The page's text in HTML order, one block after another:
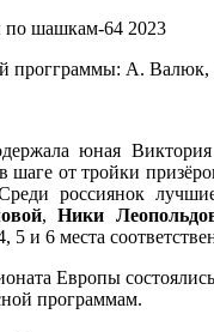
прогграммы: А.
юная Виктория
шаге от тройки
россиянок
,Ники
5 и 6 места
Европы
программам.